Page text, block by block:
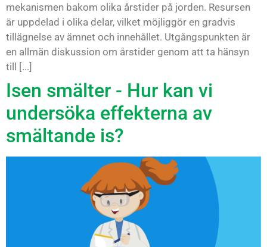
mekanismen bakom olika årstider på jorden. Resursen
är uppdelad i olika delar, vilket möjliggör en gradvis
tillägnelse av ämnet och innehållet. Utgångspunkten är
en allmän diskussion om årstider genom att ta hänsyn
till [...]
Isen smälter - Hur kan vi
undersöka effekterna av
smältande is?